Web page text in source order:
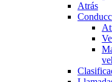
Atrás